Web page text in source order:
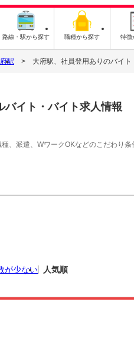
路線・駅から探す 職種から探す 特徴
駅 大府駅、社員登用ありのバイト
バイト・バイト求人情報
、派遣、WワークOKなどのこだわり条
が少ない 人気順